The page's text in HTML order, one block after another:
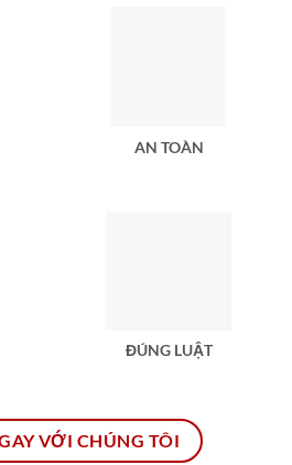
AN TOÀN
ĐÚNG LUẬT
VỚI CHÚNG TÔI